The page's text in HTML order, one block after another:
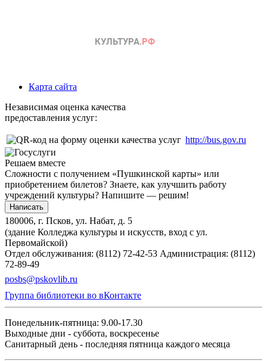
Карта сайта
Независимая оценка качества
предоставления услуг:
http://bus.gov.ru
Решаем вместе
Сложности с получением «Пушкинской карты» или
приобретением билетов? Знаете, как улучшить работу
учреждений культуры? Напишите — решим!
Написать
180006, г. Псков, ул. Набат, д. 5
(здание Колледжа культуры и искусств, вход с ул.
Первомайской)
Отдел обслуживания: (8112) 72-42-53 Администрация: (8112)
72-89-49
posbs@pskovlib.ru
Группа библиотеки во вКонтакте
Понедельник-пятница: 9.00-17.30
Выходные дни - суббота, воскресенье
Санитарный день - последняя пятница каждого месяца